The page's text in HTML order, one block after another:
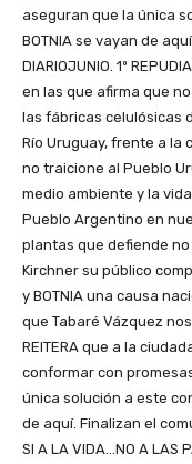
aseguran que la única
BOTNIA se vayan de
DIARIOJUNIO. 1º
en las que afirma que
las fábricas celulósicas
Río Uruguay, frente a la
no traicione al Pueblo
medio ambiente y la
Pueblo Argentino en
plantas que defiende no
Kirchner su público
y BOTNIA una causa
que Tabaré Vázquez
REITERA que a la
conformar con
única solución a este
de aquí. Finalizan el
SI A LA VIDA…NO A LAS